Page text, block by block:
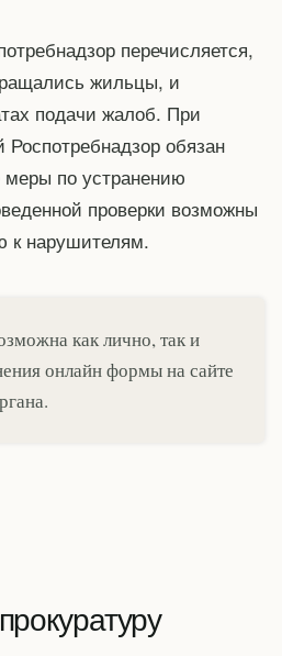
перечисляется,
жильцы, и
подачи жалоб. При
обязан
по устранению
проверки возможны
к нарушителям.
как лично, так и
онлайн формы на сайте